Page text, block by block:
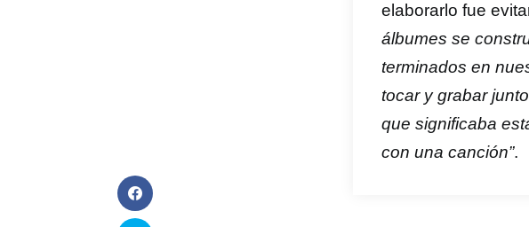
elaborarlo fue
álbumes se
terminados en
tocar y grabar
que significaba
con una canción”.